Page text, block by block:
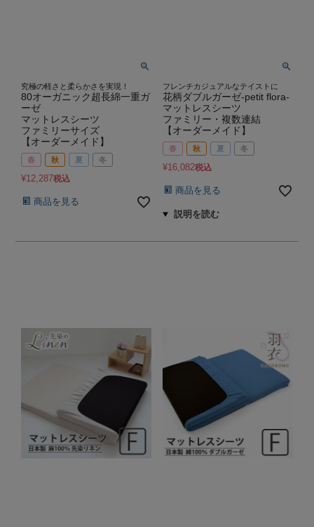
究極の軽さと柔らかさを実現！
80オーガニック超長綿一重ガ
ーゼ
マットレスシーツ
ファミリーサイズ
【オーダーメイド】
春 秋 夏 冬
¥12,287税込
商品を見る
フレンチカジュアルなテイストに
花柄ダブルガーゼ-petit flora-
マットレスシーツ
ファミリー・複数連結
【オーダーメイド】
春 秋 夏 冬
¥16,082税込
商品を見る